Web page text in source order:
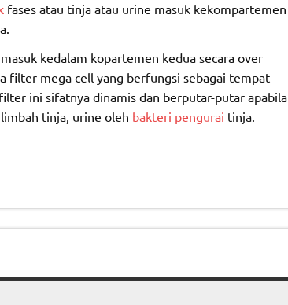
fases atau tinja atau urine masuk kekompartemen
kedalam kopartemen kedua secara over
filter mega cell yang berfungsi sebagai tempat
ini sifatnya dinamis dan berputar-putar apabila
tinja, urine oleh bakteri pengurai tinja.